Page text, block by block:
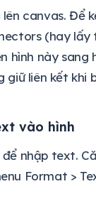
canvas. Để
(hay lấy
hình này sang
giữ liên kết khi
vào hình
nhập text.
Format >